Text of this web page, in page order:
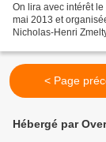
On lira avec intérêt
mai 2013 et
Nicholas-Henri
< Page
Hébergé par